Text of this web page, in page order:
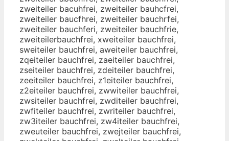
zweiteiler bacuhfrei, zweiteiler bauhcfrei,
zweiteiler baucfhrei, zweiteiler bauchrfei,
zweiteiler bauchferi, zweiteiler bauchfrie,
zweiteilerbauchfrei, xweiteiler bauchfrei,
sweiteiler bauchfrei, aweiteiler bauchfrei,
zqeiteiler bauchfrei, zaeiteiler bauchfrei,
zseiteiler bauchfrei, zdeiteiler bauchfrei,
zeeiteiler bauchfrei, z1eiteiler bauchfrei,
z2eiteiler bauchfrei, zwwiteiler bauchfrei,
zwsiteiler bauchfrei, zwditeiler bauchfrei,
zwfiteiler bauchfrei, zwriteiler bauchfrei,
zw3iteiler bauchfrei, zw4iteiler bauchfrei,
zweuteiler bauchfrei, zwejteiler bauchfrei,